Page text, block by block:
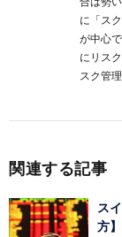
に 「ス
が中心
にリス
スク管
関連する記事
ス
方】